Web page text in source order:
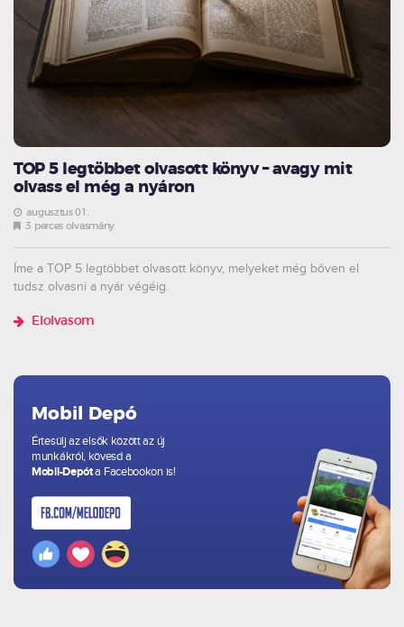
TOP 5 legtöbbet olvasott könyv – avagy mit
olvass el még a nyáron
augusztus 01.
3 perces olvasmány
Íme a TOP 5 legtöbbet olvasott könyv, melyeket még bőven el
tudsz olvasni a nyár végéig.
Elolvasom
Mobil Depó
Értesülj az elsők között az új
munkákról, kövesd a
Mobil-Depóta Facebookon is!